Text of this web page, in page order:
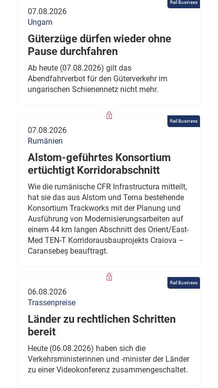
Rail Business
07.08.2026
Ungarn
Güterzüge dürfen wieder ohne
Pause durchfahren
Ab heute (07.08.2026) gilt das
Abendfahrverbot für den Güterverkehr im
ungarischen Schienennetz nicht mehr.
Rail Business
07.08.2026
Rumänien
Alstom-geführtes Konsortium
ertüchtigt Korridorabschnitt
Wie die rumänische CFR Infrastructura mitteilt,
hat sie das aus Alstom und Terna bestehende
Konsortium Trackworks mit der Planung und
Ausführung von Modernisierungsarbeiten auf
einem 44 km langen Abschnitt des Orient/East-
Med TEN-T Korridorausbauprojekts Craiova –
Caransebeș beauftragt.
Rail Business
06.08.2026
Trassenpreise
Länder zu rechtlichen Schritten
bereit
Heute (06.08.2026) haben sich die
Verkehrsministerinnen und -minister der Länder
zu einer Videokonferenz zusammengeschaltet.